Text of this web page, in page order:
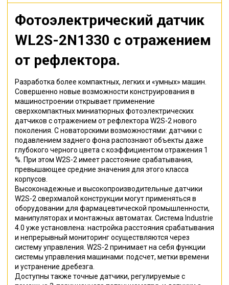
Фотоэлектрический датчик
WL2S-2N1330 с отражением
от рефлектора.
Разработка более компактных, легких и «умных» машин.
Совершенно новые возможности конструирования в
машиностроении открывает применение
сверхкомпактных миниатюрных фотоэлектрических
датчиков с отражением от рефлектора W2S-2 нового
поколения. С новаторскими возможностями: датчики с
подавлением заднего фона распознают объекты даже
глубокого черного цвета с коэффициентом отражения 1
%. При этом W2S-2 имеет расстояние срабатывания,
превышающее средние значения для этого класса
корпусов.
Высоконадежные и высокопроизводительные датчики
W2S-2 сверхмалой конструкции могут применяться в
оборудовании для фармацевтической промышленности,
манипуляторах и монтажных автоматах. Система Industrie
4.0 уже установлена: настройка расстояния срабатывания
и непрерывный мониторинг осуществляются через
систему управления. W2S-2 принимает на себя функции
системы управления машинами: подсчет, метки времени
и устранение дребезга.
Доступны также точные датчики, регулируемые с